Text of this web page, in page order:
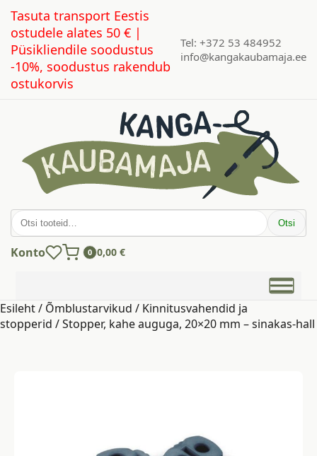
Tasuta transport Eestis
ostudele alates 50 € |
Püsikliendile soodustus
-10%, soodustus rakendub
ostukorvis
Tel: +372 53 484952
info@kangakaubamaja.ee
Otsi: Otsi
Konto 0 0,00 €
Esileht/ Õmblustarvikud / Kinnitusvahendid ja
stopperid / Stopper, kahe auguga, 20×20 mm – sinakas-hall